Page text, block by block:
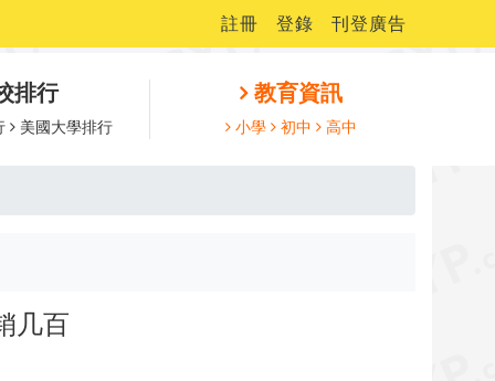
註冊 登錄 刊登廣告
排行
美國大學排行
教育資訊
小學 初中 高中
几百